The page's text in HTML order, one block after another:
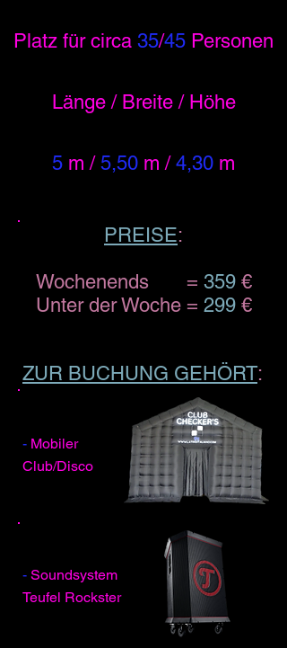
Platz für circa 35/45 Personen
Länge / Breite / Höhe
5 m / 5,50 m / 4,30 m
PREISE:
Wochenends = 359 €
Unter der Woche = 299 €
ZUR BUCHUNG GEHÖRT:
- Mobiler
Club/Disco
- Soundsystem
Teufel Rockster